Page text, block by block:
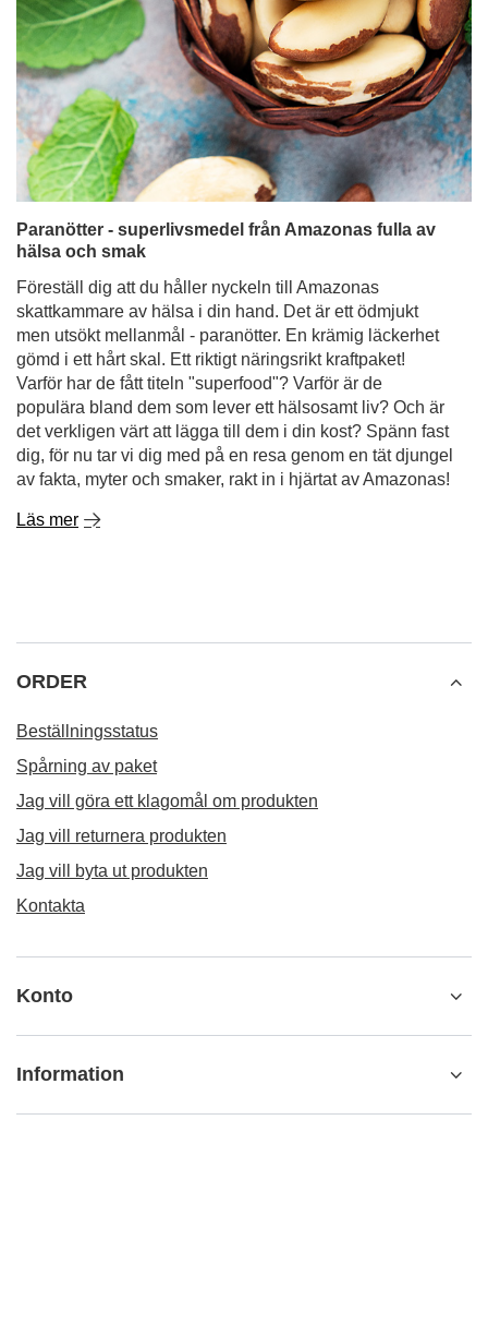
Paranötter - superlivsmedel från Amazonas fulla av
hälsa och smak
Föreställ dig att du håller nyckeln till Amazonas
skattkammare av hälsa i din hand. Det är ett ödmjukt
men utsökt mellanmål - paranötter. En krämig läckerhet
gömd i ett hårt skal. Ett riktigt näringsrikt kraftpaket!
Varför har de fått titeln "superfood"? Varför är de
populära bland dem som lever ett hälsosamt liv? Och är
det verkligen värt att lägga till dem i din kost? Spänn fast
dig, för nu tar vi dig med på en resa genom en tät djungel
av fakta, myter och smaker, rakt in i hjärtat av Amazonas!
Läs mer
ORDER
Beställningsstatus
Spårning av paket
Jag vill göra ett klagomål om produkten
Jag vill returnera produkten
Jag vill byta ut produkten
Kontakta
Konto
Information